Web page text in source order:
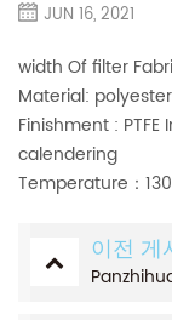
JUN 16, 2021
width Of filter
Material:
Finishment :
calendering
Temperature：
이전 게